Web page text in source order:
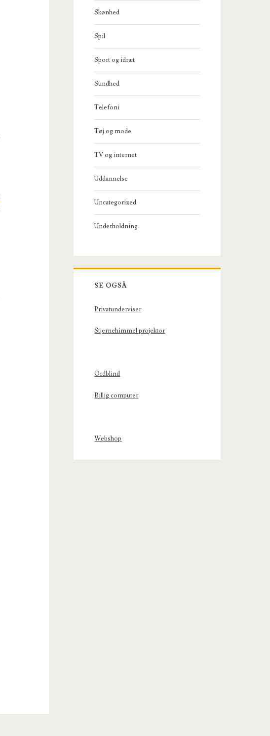
Skønhed
Spil
Sport og idræt
Sundhed
Telefoni
Tøj og mode
TV og internet
Uddannelse
Uncategorized
Underholdning
SE OGSÅ
Privatunderviser
Stjernehimmel projektor
Ordblind
Billig computer
Webshop